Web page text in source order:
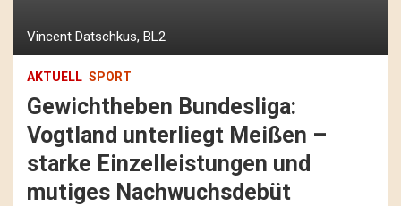
Vincent Datschkus, BL2
AKTUELL SPORT
Gewichtheben Bundesliga:
Vogtland unterliegt Meißen –
starke Einzelleistungen und
mutiges Nachwuchsdebüt